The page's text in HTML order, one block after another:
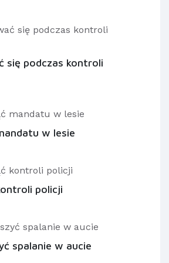
się podczas kontroli
w lesie
policji
spalanie w aucie